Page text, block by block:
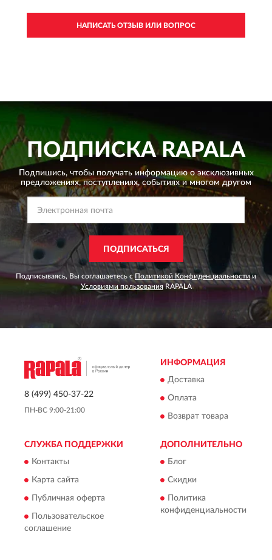
НАПИСАТЬ ОТЗЫВ ИЛИ ВОПРОС
ПОДПИСКАRAPALA
Подпишись, чтобы получать информацию о эксклюзивных
предложениях,поступлениях, событиях и многом другом
ПОДПИСАТЬСЯ
Подписываясь, Вы соглашаетесь сПолитикой Конфиденциальности и
Условиями пользованияRAPALA
8 (499) 450-37-22
ПН-ВС 9:00-21:00
ИНФОРМАЦИЯ
Доставка
Оплата
Возврат товара
СЛУЖБА ПОДДЕРЖКИ
Контакты
Карта сайта
Публичная оферта
Пользовательское
соглашение
ДОПОЛНИТЕЛЬНО
Блог
Скидки
Политика
конфиденциальности